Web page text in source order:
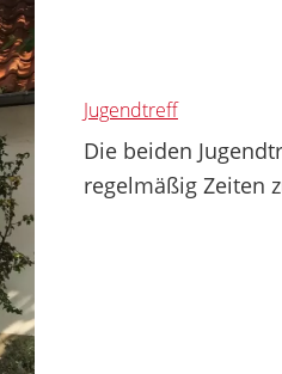
Jugendtreff
Die beiden
regelmäßig Zeiten